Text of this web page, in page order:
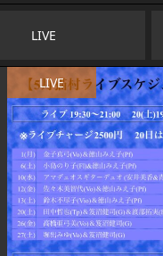
LIVE
LIVE